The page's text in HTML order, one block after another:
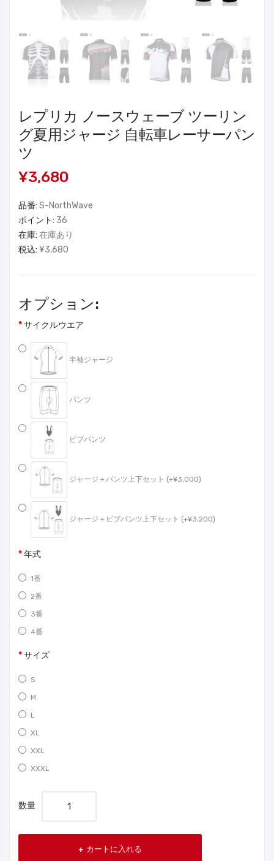
レプリカ ノースウェーブ ツーリン
グ夏用ジャージ 自転車レーサーパン
ツ
¥3,680
品番: S-NorthWave
ポイント: 36
在庫: 在庫あり
税込: ¥3,680
オプション:
サイクルウエア
半袖ジャージ
パンツ
ビブパンツ
ジャージ＋パンツ上下セット (+¥3,000)
ジャージ＋ビブパンツ上下セット (+¥3,200)
年式
1番
2番
3番
4番
サイズ
S
M
L
XL
XXL
XXXL
数量
カートに入れる